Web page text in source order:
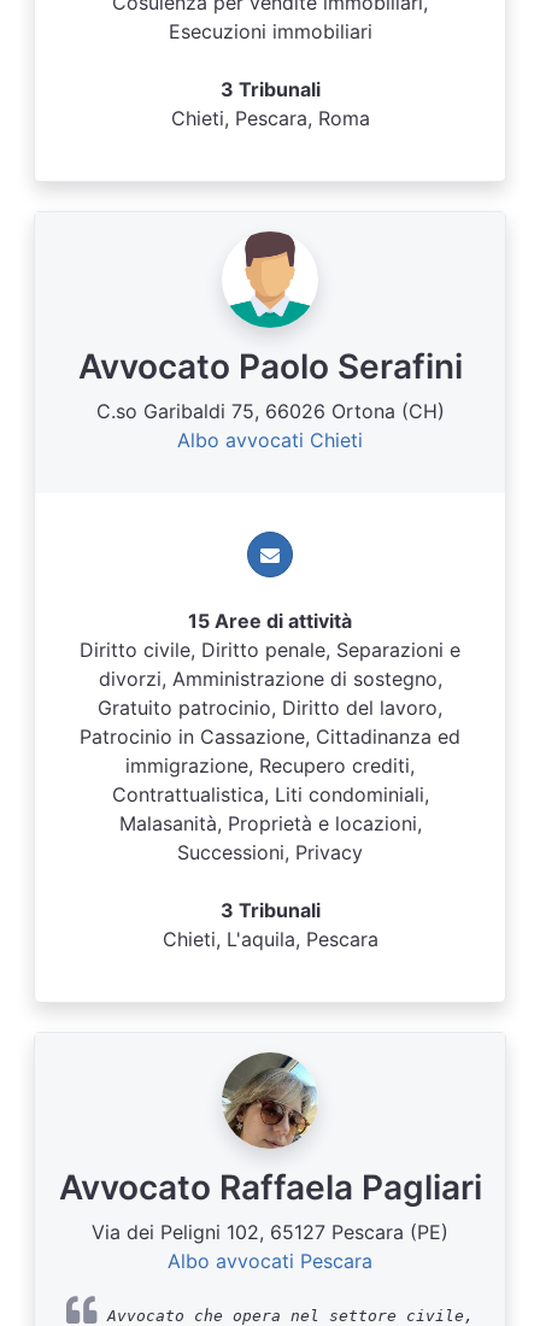
Esecuzioni immobiliari
3 Tribunali
Chieti, Pescara, Roma
Avvocato Paolo Serafini
C.so Garibaldi 75, 66026 Ortona (CH)
Albo avvocati Chieti
15 Aree di attività
Diritto civile, Diritto penale, Separazioni e
divorzi, Amministrazione di sostegno,
Gratuito patrocinio, Diritto del lavoro,
Patrocinio in Cassazione, Cittadinanza ed
immigrazione, Recupero crediti,
Contrattualistica, Liti condominiali,
Malasanità, Proprietà e locazioni,
Successioni, Privacy
3 Tribunali
Chieti, L'aquila, Pescara
Avvocato Raffaela Pagliari
Via dei Peligni 102, 65127 Pescara (PE)
Albo avvocati Pescara
Avvocato che opera nel settore civile,